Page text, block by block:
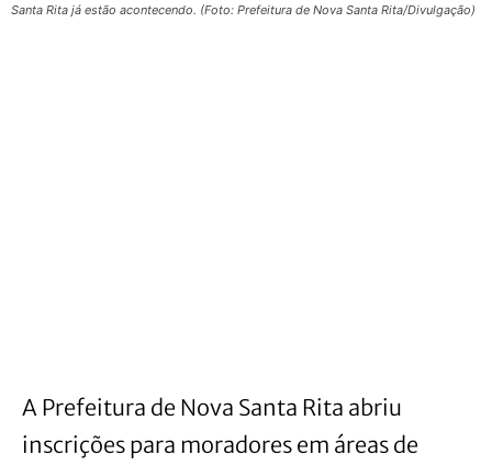
Santa Rita já estão acontecendo. (Foto: Prefeitura de Nova Santa Rita/Divulgação)
A Prefeitura de Nova Santa Rita abriu
inscrições para moradores em áreas de